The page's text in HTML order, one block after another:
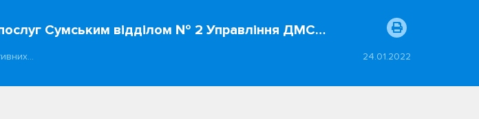
Сумським відділом № 2 Управління ДМС…
24.01.2022